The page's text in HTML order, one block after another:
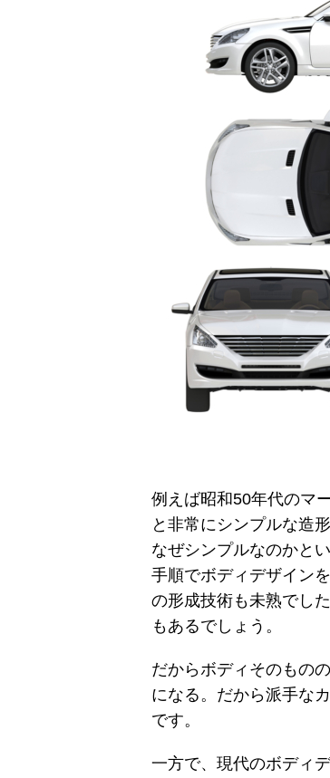
例えば昭和50年代のマ
と非常にシンプルな造
なぜシンプルなのかと
手順でボディデザイン
の形成技術も未熟でし
もあるでしょう。
だからボディそのもの
になる。だから派手な
です。
一方で、現代のボディ